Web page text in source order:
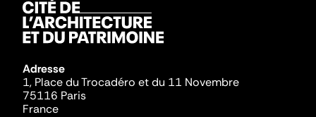
Adresse
1, Place du Trocadéro et du 11 Novembre
75116 Paris
France